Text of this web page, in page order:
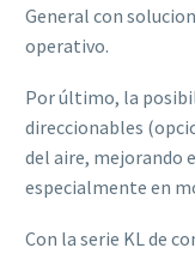
General con
operativo.
Por último, la
direccionables
del aire, mejorando
especialmente en
Con la serie KL de